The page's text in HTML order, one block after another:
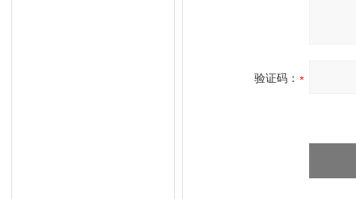
验证码：